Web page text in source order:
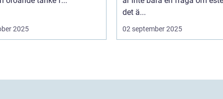
2025
det ä...
02 september 2025